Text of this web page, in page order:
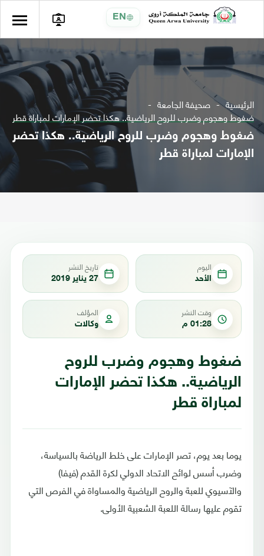
EN
الرئيسية صحيفة الجامعة
ضغوط وهجوم وضرب للروح الرياضية.. هكذا تحضر الإمارات لمباراة قطر
ضغوط وهجوم وضرب للروح الرياضية.. هكذا تحضر
الإمارات لمباراة قطر
اليوم
الأحد
تاريخ النشر
27 يناير 2019
وقت النشر
01:28 م
المؤلف
وكالات
ضغوط وهجوم وضرب للروح
الرياضية.. هكذا تحضر الإمارات
لمباراة قطر
يوما بعد يوم، تصر الإمارات على خلط الرياضة بالسياسة،
وضرب أسس لوائح الاتحاد الدولي لكرة القدم (فيفا)
والآسيوي للعبة والروح الرياضية والمساواة في الفرص التي
تقوم عليها رسالة اللعبة الشعبية الأولى.